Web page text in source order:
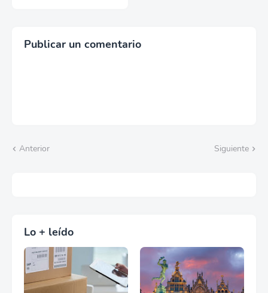
Publicar un comentario
Anterior Siguiente
Lo + leído